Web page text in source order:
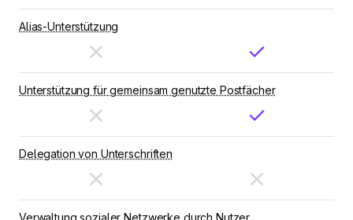
Alias-Unterstützung
Unterstützung für gemeinsam genutzte Postfächer
Delegation von Unterschriften
Verwaltung sozialer Netzwerke durch Nutzer